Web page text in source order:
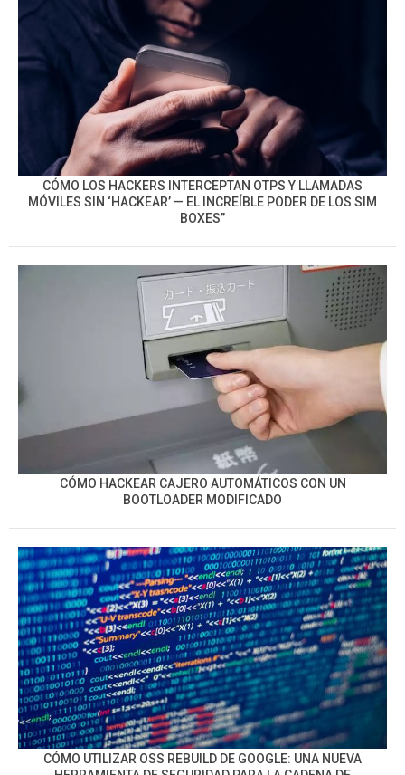
CÓMO LOS HACKERS INTERCEPTAN OTPS Y LLAMADAS
MÓVILES SIN ‘HACKEAR’ — EL INCREÍBLE PODER DE LOS SIM
BOXES”
CÓMO HACKEAR CAJERO AUTOMÁTICOS CON UN
BOOTLOADER MODIFICADO
CÓMO UTILIZAR OSS REBUILD DE GOOGLE: UNA NUEVA